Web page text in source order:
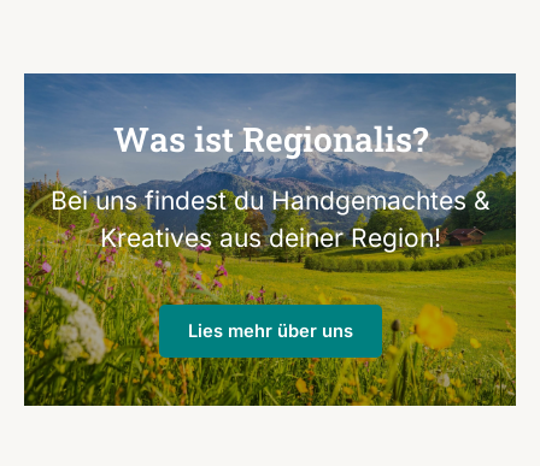
Was ist Regionalis?
Bei uns findest du Handgemachtes &
Kreatives aus deiner Region!
Lies mehr über uns